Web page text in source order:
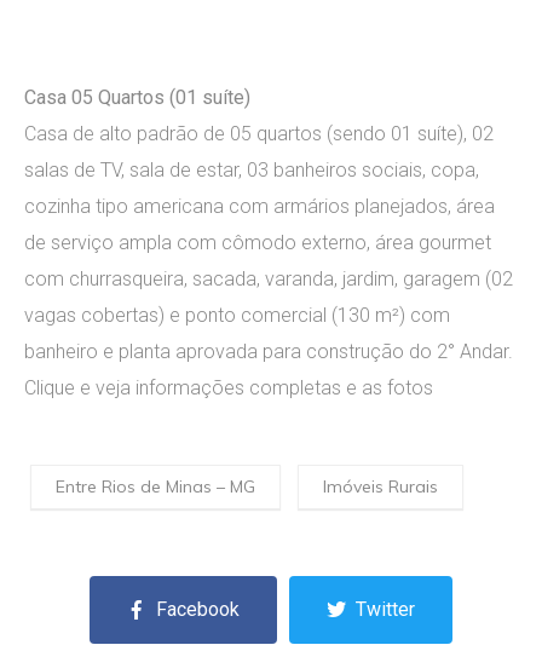
Casa 05 Quartos (01 suíte)
Casa de alto padrão de 05 quartos (sendo 01 suíte), 02
salas de TV, sala de estar, 03 banheiros sociais, copa,
cozinha tipo americana com armários planejados, área
de serviço ampla com cômodo externo, área gourmet
com churrasqueira, sacada, varanda, jardim, garagem (02
vagas cobertas) e ponto comercial (130 m²) com
banheiro e planta aprovada para construção do 2° Andar.
Clique e veja informações completas e as fotos
Entre Rios de Minas – MG Imóveis Rurais
Facebook Twitter